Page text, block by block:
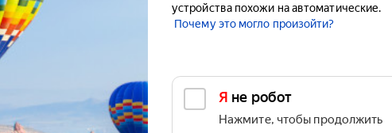
устройства похожи на автоматические.
Почему это могло произойти?
Я не робот
Нажмите, чтобы продолжить